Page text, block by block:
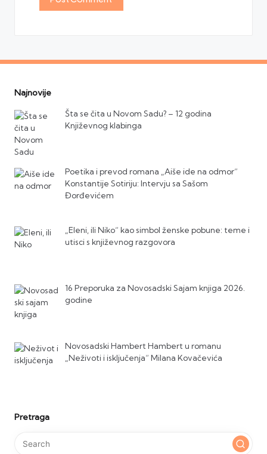
Najnovije
Šta se čita u Novom Sadu? – 12 godina
Književnog klabinga
Poetika i prevod romana „Aiše ide na odmor“
Konstantije Sotiriju: Intervju sa Sašom
Đorđevićem
„Eleni, ili Niko“ kao simbol ženske pobune: teme i
utisci s književnog razgovora
16 Preporuka za Novosadski Sajam knjiga 2026.
godine
Novosadski Hambert Hambert u romanu
„Neživoti i isključenja“ Milana Kovačevića
Pretraga